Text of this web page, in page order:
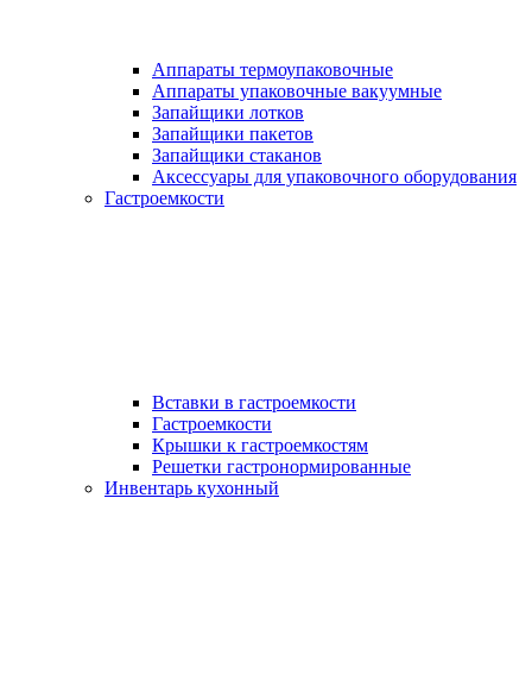
Аппараты термоупаковочные
Аппараты упаковочные вакуумные
Запайщики лотков
Запайщики пакетов
Запайщики стаканов
Аксессуары для упаковочного оборудования
Гастроемкости
Вставки в гастроемкости
Гастроемкости
Крышки к гастроемкостям
Решетки гастронормированные
Инвентарь кухонный